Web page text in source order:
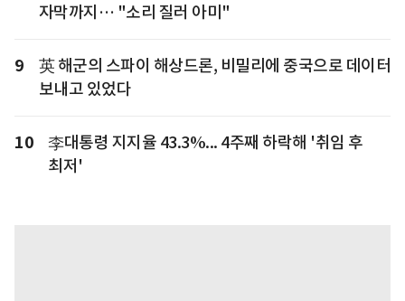
자막까지… "소리 질러 아미"
9
英 해군의 스파이 해상드론, 비밀리에 중국으로 데이터
보내고 있었다
10
李대통령 지지율 43.3%... 4주째 하락해 '취임 후
최저'